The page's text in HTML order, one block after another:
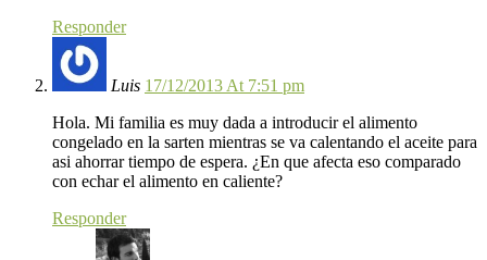
Responder
Luis 17/12/2013 At 7:51 pm
Hola. Mi familia es muy dada a introducir el alimento
congelado en la sarten mientras se va calentando el aceite para
asi ahorrar tiempo de espera. ¿En que afecta eso comparado
con echar el alimento en caliente?
Responder